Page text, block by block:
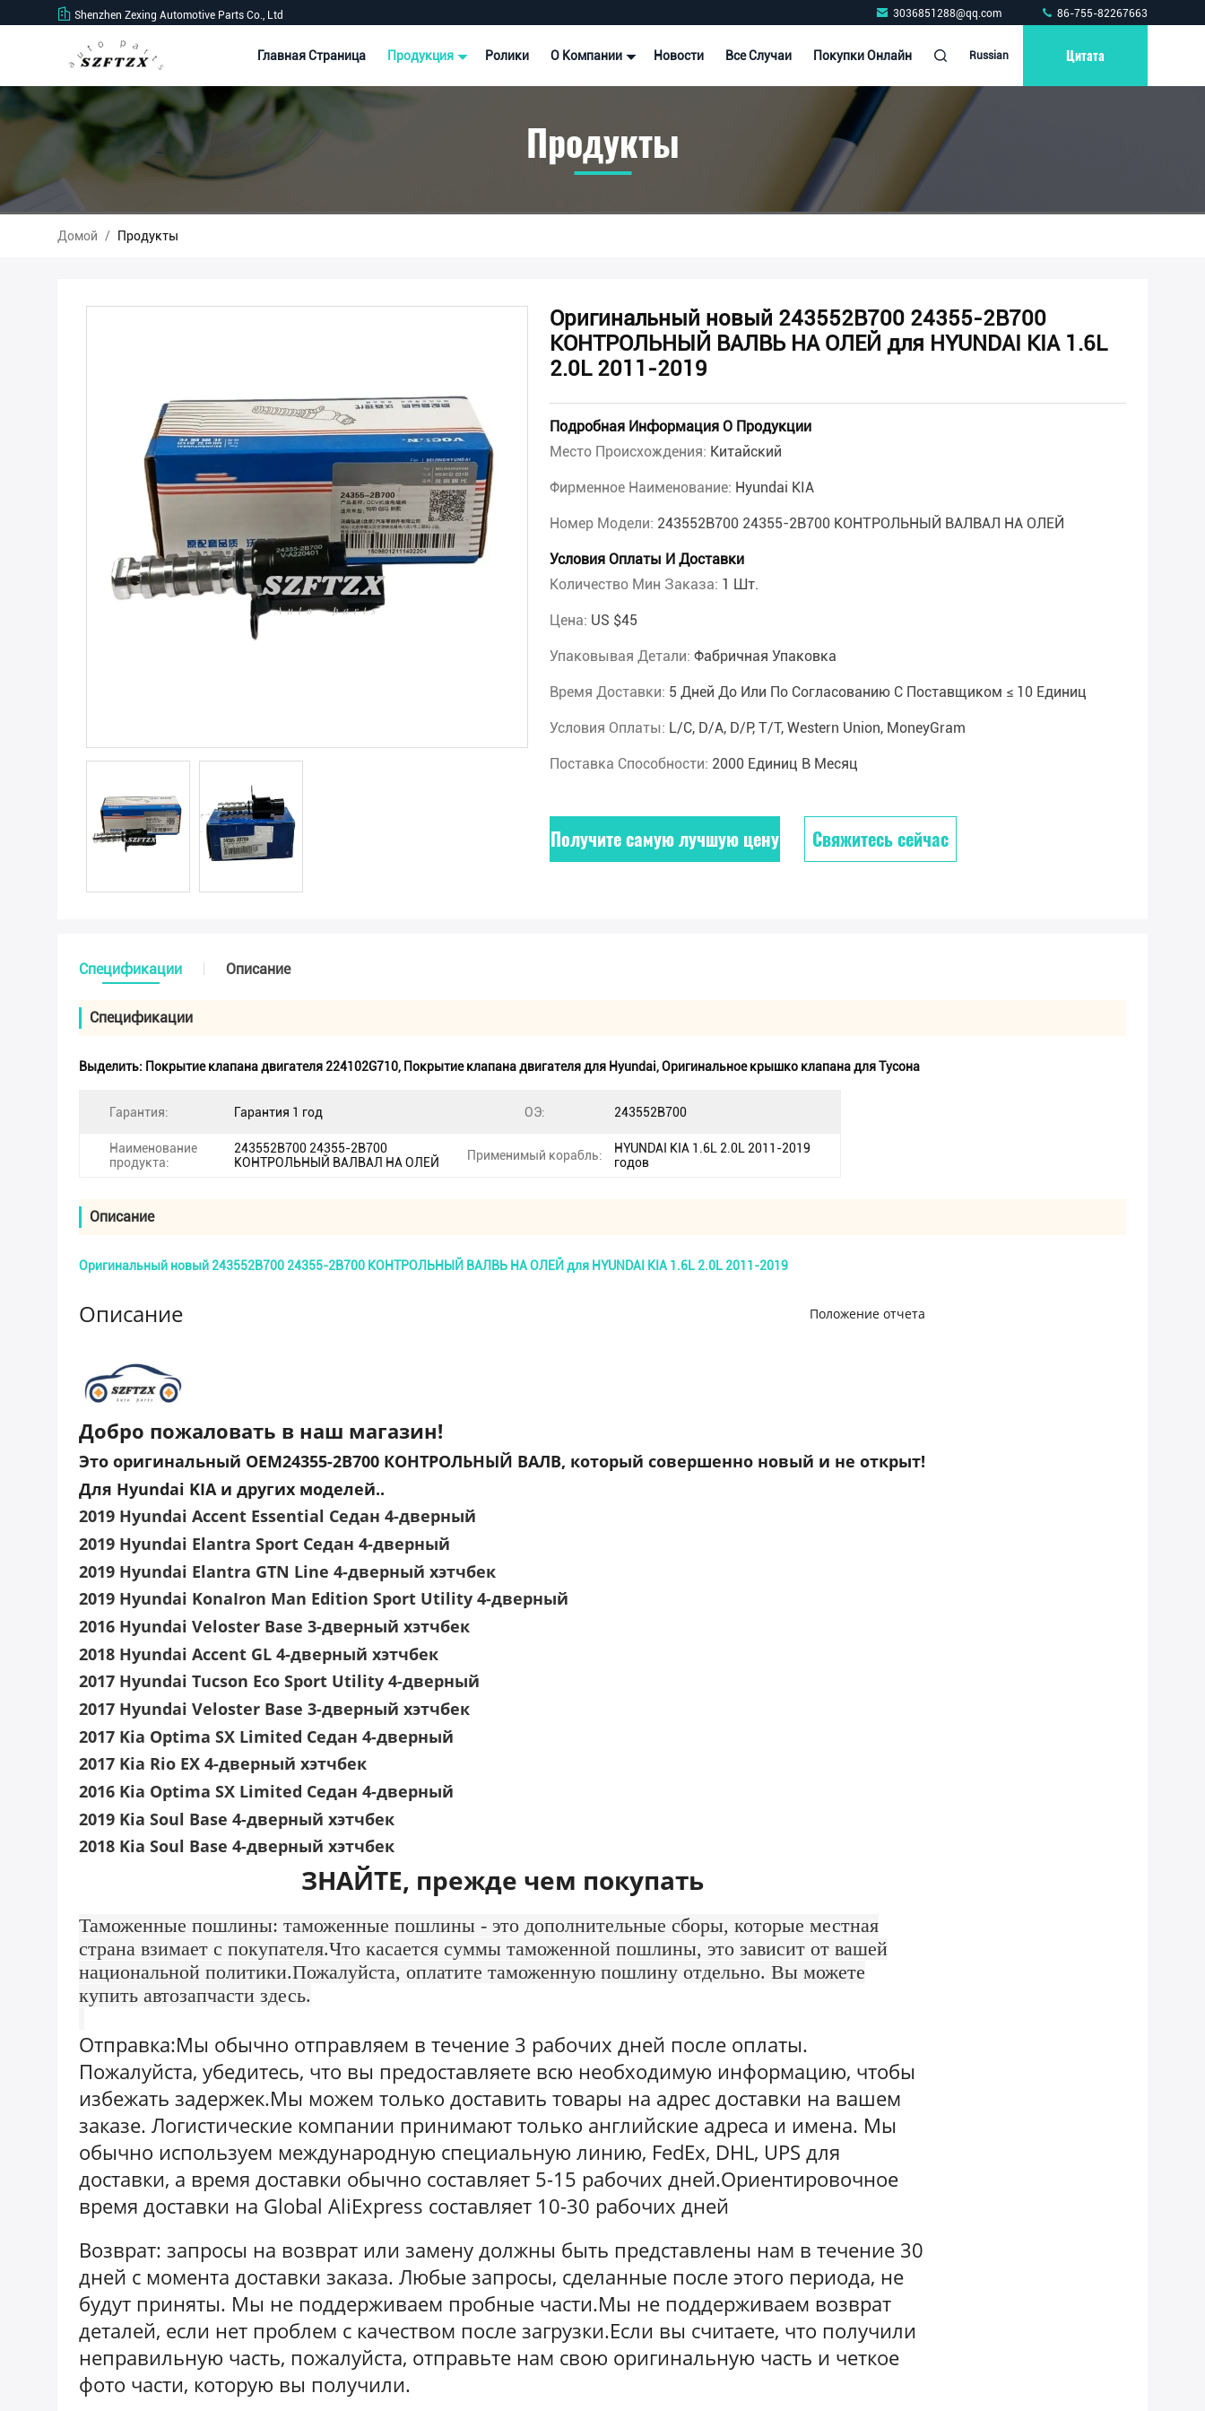
Shenzhen Zexing Automotive Parts Co., Ltd 3036851288@qq.com 86-755-82267663
Главная Страница Продукция Ролики О Компании Новости Все Случаи Покупки Онлайн Russian Цитата
Продукты
Домой / Продукты
Оригинальный новый 243552B700 24355-2B700
КОНТРОЛЬНЫЙ ВАЛВЬ НА ОЛЕЙ для HYUNDAI KIA 1.6L
2.0L 2011-2019
Подробная Информация О Продукции
Место Происхождения: Китайский
Фирменное Наименование: Hyundai KIA
Номер Модели: 243552B700 24355-2B700 КОНТРОЛЬНЫЙ ВАЛВАЛ НА ОЛЕЙ
Условия Оплаты И Доставки
Количество Мин Заказа: 1 Шт.
Цена: US $45
Упаковывая Детали: Фабричная Упаковка
Время Доставки: 5 Дней До Или По Согласованию С Поставщиком ≤ 10 Единиц
Условия Оплаты: L/C, D/A, D/P, T/T, Western Union, MoneyGram
Поставка Способности: 2000 Единиц В Месяц
Получите самую лучшую цену Свяжитесь сейчас
Спецификации Описание
Спецификации
Выделить: Покрытие клапана двигателя 224102G710, Покрытие клапана двигателя для Hyundai,Оригинальное крышко клапана для Тусона
Гарантия: Гарантия 1 год ОЭ: 243552B700
Наименование
продукта:
243552B700 24355-2B700
КОНТРОЛЬНЫЙ ВАЛВАЛ НА ОЛЕЙ
Применимый корабль:
HYUNDAI KIA 1.6L 2.0L 2011-2019
годов
Описание
Оригинальный новый 243552B700 24355-2B700 КОНТРОЛЬНЫЙ ВАЛВЬ НА ОЛЕЙ для HYUNDAI KIA 1.6L 2.0L 2011-2019
Описание Положение отчета
Добро пожаловать в наш магазин!
Это оригинальный OEM24355-2B700 КОНТРОЛЬНЫЙ ВАЛВ, который совершенно новый и не открыт!
Для Hyundai KIA и других моделей..
2019 Hyundai Accent Essential Седан 4-дверный
2019 Hyundai Elantra Sport Седан 4-дверный
2019 Hyundai Elantra GTN Line 4-дверный хэтчбек
2019 Hyundai KonaIron Man Edition Sport Utility 4-дверный
2016 Hyundai Veloster Base 3-дверный хэтчбек
2018 Hyundai Accent GL 4-дверный хэтчбек
2017 Hyundai Tucson Eco Sport Utility 4-дверный
2017 Hyundai Veloster Base 3-дверный хэтчбек
2017 Kia Optima SX Limited Седан 4-дверный
2017 Kia Rio EX 4-дверный хэтчбек
2016 Kia Optima SX Limited Седан 4-дверный
2019 Kia Soul Base 4-дверный хэтчбек
2018 Kia Soul Base 4-дверный хэтчбек
ЗНАЙТЕ, прежде чем покупать
Таможенные пошлины: таможенные пошлины - это дополнительные сборы, которые местная
страна взимает с покупателя.Что касается суммы таможенной пошлины, это зависит от вашей
национальной политики.Пожалуйста, оплатите таможенную пошлину отдельно. Вы можете
купить автозапчасти здесь.
Отправка:Мы обычно отправляем в течение 3 рабочих дней после оплаты.
Пожалуйста, убедитесь, что вы предоставляете всю необходимую информацию, чтобы
избежать задержек.Мы можем только доставить товары на адрес доставки на вашем
заказе. Логистические компании принимают только английские адреса и имена. Мы
обычно используем международную специальную линию, FedEx, DHL, UPS для
доставки, а время доставки обычно составляет 5-15 рабочих дней.Ориентировочное
время доставки на Global AliExpress составляет 10-30 рабочих дней
Возврат: запросы на возврат или замену должны быть представлены нам в течение 30
дней с момента доставки заказа. Любые запросы, сделанные после этого периода, не
будут приняты. Мы не поддерживаем пробные части.Мы не поддерживаем возврат
деталей, если нет проблем с качеством после загрузки.Если вы считаете, что получили
неправильную часть, пожалуйста, отправьте нам свою оригинальную часть и четкое
фото части, которую вы получили.